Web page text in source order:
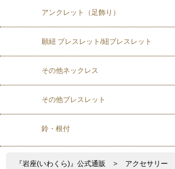
アンクレット（足飾り）
願紐 ブレスレット/紐ブレスレット
その他ネックレス
その他ブレスレット
鈴・根付
『岩座(いわくら)』公式通販 > アクセサリー